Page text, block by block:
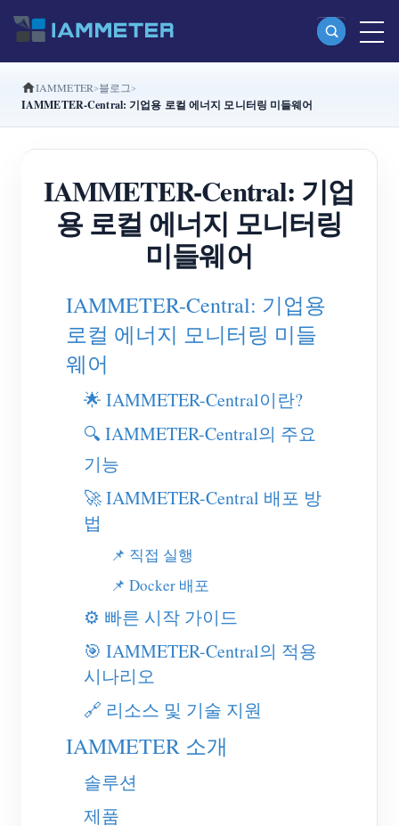
제품
삼상 Wi-Fi 에너지 계량기 (WEM3080T)
삼상 Wi-Fi 에너지 계량기 (WEM3046T)
삼상 Wi-Fi 에너지 계량기 (WEM3050T)
WiFi 전력 컨트롤러
IAMMETER Cloud Pro
셀프 호스팅 서비스
EV 충전기
IAMMETER 시뮬레이터
가상 계량기
에너지 예측 및 시뮬레이션 시스템
애플리케이션
태양광 PV 시스템 에너지 모니터
전기 사용량 모니터
PV 히터 제어 시스템
홈 자동화
공장 에너지 모니터링
스토어
리소스
제품 빠른 시작
문서
튜토리얼 비디오
FAQ
뉴스
커뮤니티
포럼
솔루션
IAMMETER 블로그
IAMMETER-Central: 기업용 로컬 에너지 모니터링 미들웨어
IAMMETER-Central: 기업
용 로컬 에너지 모니터링
미들웨어
IAMMETER-Central: 기업용
로컬 에너지 모니터링 미들
웨어
🌟 IAMMETER-Central이란?
🔍 IAMMETER-Central의 주요
기능
🚀 IAMMETER-Central 배포 방
법
📌 직접 실행
📌 Docker 배포
⚙️ 빠른 시작 가이드
🎯 IAMMETER-Central의 적용
시나리오
🔗 리소스 및 기술 지원
IAMMETER 소개
솔루션
제품